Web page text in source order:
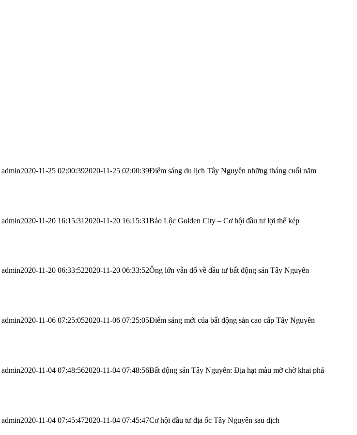
admin2020-11-25 02:00:392020-11-25 02:00:39Điểm sáng du lịch Tây Nguyên những tháng cuối năm
admin2020-11-20 16:15:31 2020-11-20 16:15:31Bảo Lộc Golden City – Cơ hội đầu tư lợi thế kép
admin2020-11-20 06:33:522020-11-20 06:33:52Ông lớn vẫn đổ về đầu tư bất động sản Tây Nguyên
admin2020-11-06 07:25:052020-11-06 07:25:05Điểm sáng mới của bất động sản cao cấp Tây Nguyên
admin2020-11-04 07:48:562020-11-04 07:48:56Bất động sản Tây Nguyên: Địa hạt màu mỡ chờ khai phá
admin2020-11-04 07:45:472020-11-04 07:45:47Cơ hội đầu tư địa ốc Tây Nguyên sau dịch